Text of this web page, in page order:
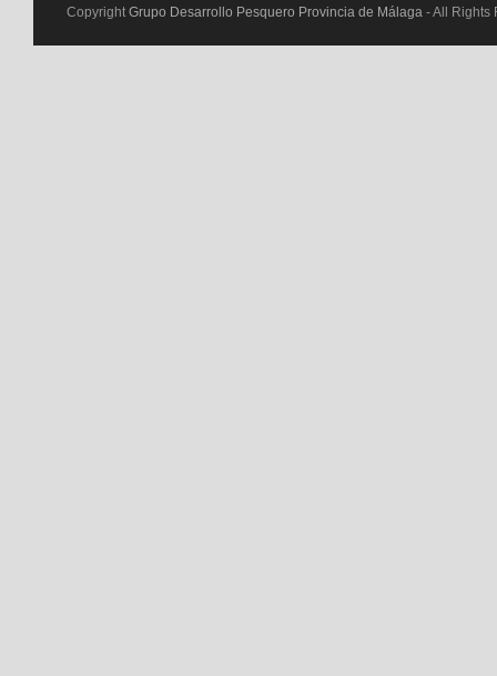
Copyright Grupo Desarrollo Pesquero Provincia de Málaga - All Rights